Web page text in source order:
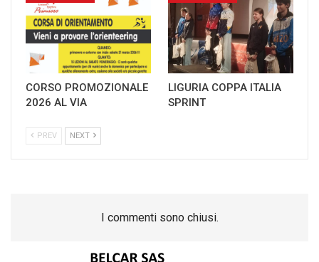
CORSO PROMOZIONALE
2026 AL VIA
LIGURIA COPPA ITALIA
SPRINT
PREV NEXT
I commenti sono chiusi.